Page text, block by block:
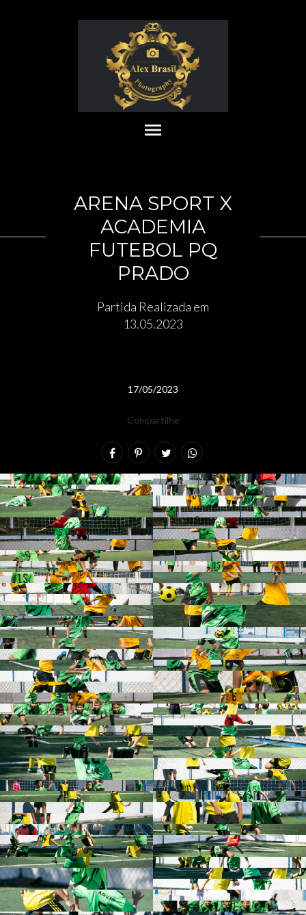
menu
ARENA SPORT X
ACADEMIA
FUTEBOL PQ
PRADO
Partida Realizada em
13.05.2023
17/05/2023
Compartilhe